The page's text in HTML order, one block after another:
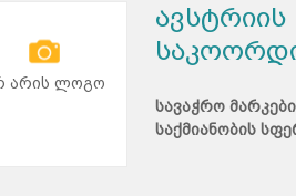
არის ლოგო
სავაჭრო
საქმიანობის